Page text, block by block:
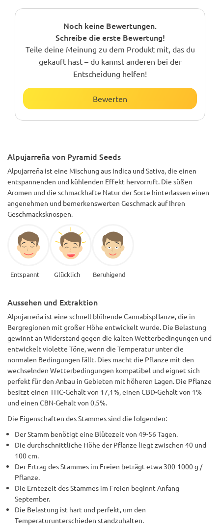
Noch keine Bewertungen.
Schreibe die erste Bewertung!
Teile deine Meinung zu dem Produkt mit, das du
gekauft hast – du kannst anderen bei der
Entscheidung helfen!
Bewerten
Alpujarreña von Pyramid Seeds
Alpujarreña ist eine Mischung aus Indica und Sativa, die einen
entspannenden und kühlenden Effekt hervorruft. Die süßen
Aromen und die schmackhafte Natur der Sorte hinterlassen einen
angenehmen und bemerkenswerten Geschmack auf Ihren
Geschmacksknospen.
Entspannt Glücklich Beruhigend
Aussehen und Extraktion
Alpujarreña ist eine schnell blühende Cannabispflanze, die in
Bergregionen mit großer Höhe entwickelt wurde. Die Belastung
gewinnt an Widerstand gegen die kalten Wetterbedingungen und
entwickelt violette Töne, wenn die Temperatur unter die
normalen Bedingungen fällt. Dies macht die Pflanze mit den
wechselnden Wetterbedingungen kompatibel und eignet sich
perfekt für den Anbau in Gebieten mit höheren Lagen. Die Pflanze
besitzt einen THC-Gehalt von 17,1%, einen CBD-Gehalt von 1%
und einen CBN-Gehalt von 0,5%.
Die Eigenschaften des Stammes sind die folgenden:
Der Stamm benötigt eine Blütezeit von 49-56 Tagen.
Die durchschnittliche Höhe der Pflanze liegt zwischen 40 und
100 cm.
Der Ertrag des Stammes im Freien beträgt etwa 300-1000 g /
Pflanze.
Die Erntezeit des Stammes im Freien beginnt Anfang
September.
Die Belastung ist hart und perfekt, um den
Temperaturunterschieden standzuhalten.